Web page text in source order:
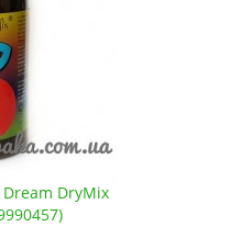
Dream DryMix